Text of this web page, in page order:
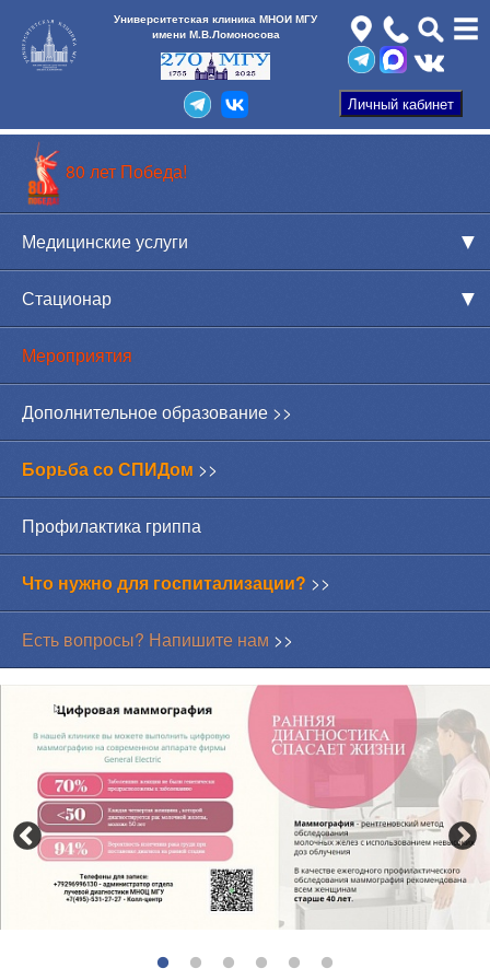
Университетская клиника МНОИ МГУ
имени М.В.Ломоносова
80 лет Победа!
Медицинские услуги
Стационар
Мероприятия
Дополнительное образование >>
Борьба со СПИДом >>
Профилактика гриппа
Что нужно для госпитализации? >>
Есть вопросы? Напишите нам >>